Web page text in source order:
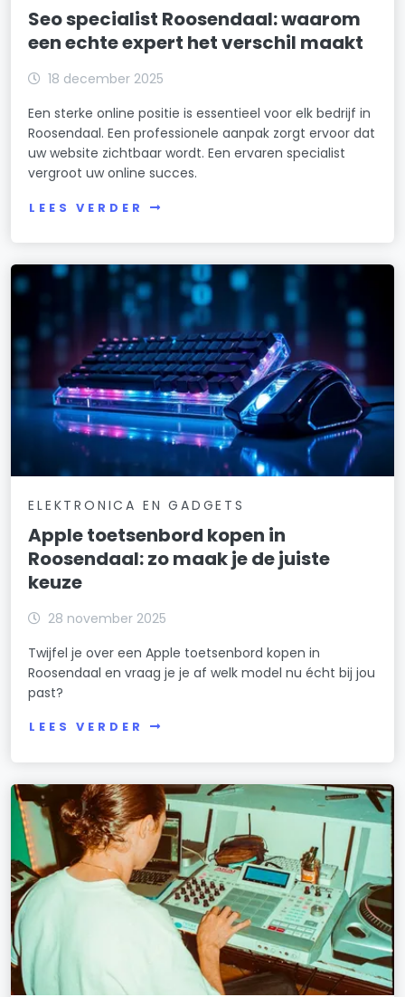
Seo specialist Roosendaal: waarom
een echte expert het verschil maakt
18 december 2025
Een sterke online positie is essentieel voor elk bedrijf in
Roosendaal. Een professionele aanpak zorgt ervoor dat
uw website zichtbaar wordt. Een ervaren specialist
vergroot uw online succes.
LEES VERDER
ELEKTRONICA EN GADGETS
Apple toetsenbord kopen in
Roosendaal: zo maak je de juiste
keuze
28 november 2025
Twijfel je over een Apple toetsenbord kopen in
Roosendaal en vraag je je af welk model nu écht bij jou
past?
LEES VERDER